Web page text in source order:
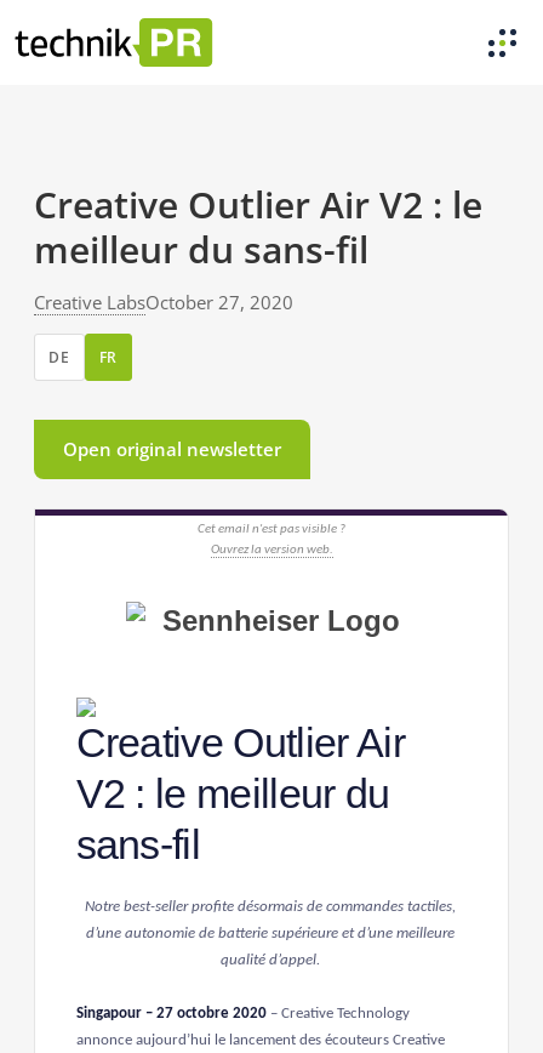
Creative Outlier Air V2 : le
meilleur du sans-fil
Creative LabsOctober 27, 2020
DE FR
Open original newsletter